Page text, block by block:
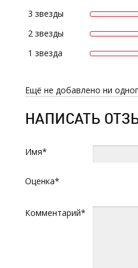
3 звезды
2 звезды
1 звезда
Ещё не добавлено ни
НАПИСАТЬ
Имя*
Оценка*
Комментарий*